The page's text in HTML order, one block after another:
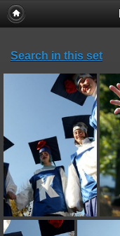
Search in this set